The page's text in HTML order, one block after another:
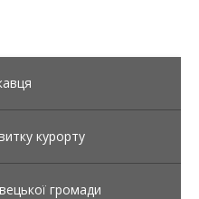
курорту
громади